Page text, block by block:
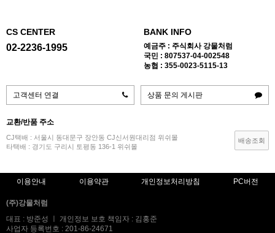
CS CENTER
02-2236-1995
BANK INFO
예금주 : 주식회사 강물처럼
국민 : 807537-04-002548
농협 : 355-0023-5115-13
고객센터 연결 상품 문의 게시판
교환/반품 주소
CJ택배 : 서울시 동대문구 장안동 CJ신서원대리점 위쉬몰
타택배 : 경기도 구리시 토평동 136-1 위쉬몰
배송조회
이용안내 이용약관 개인정보처리방침 PC버전
(주)강물처럼
대표 : 방준성 ㅣ 개인정보 보호 책임자 : 김홍준
사업자 등록번호 : 201-86-24671